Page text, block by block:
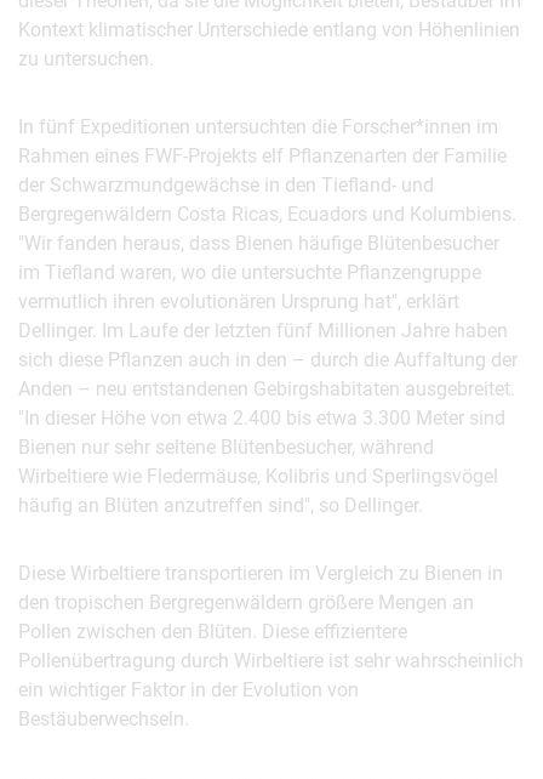
Kontext klimatischer Unterschiede entlang von Höhenlinien
zu untersuchen.
In fünf Expeditionen untersuchten die Forscher*innen im
Rahmen eines FWF-Projekts elf Pflanzenarten der Familie
der Schwarzmundgewächse in den Tiefland- und
Bergregenwäldern Costa Ricas, Ecuadors und Kolumbiens.
"Wir fanden heraus, dass Bienen häufige Blütenbesucher
im Tiefland waren, wo die untersuchte Pflanzengruppe
vermutlich ihren evolutionären Ursprung hat", erklärt
Dellinger. Im Laufe der letzten fünf Millionen Jahre haben
sich diese Pflanzen auch in den – durch die Auffaltung der
Anden – neu entstandenen Gebirgshabitaten ausgebreitet.
"In dieser Höhe von etwa 2.400 bis etwa 3.300 Meter sind
Bienen nur sehr seltene Blütenbesucher, während
Wirbeltiere wie Fledermäuse, Kolibris und Sperlingsvögel
häufig an Blüten anzutreffen sind", so Dellinger.
Diese Wirbeltiere transportieren im Vergleich zu Bienen in
den tropischen Bergregenwäldern größere Mengen an
Pollen zwischen den Blüten. Diese effizientere
Pollenübertragung durch Wirbeltiere ist sehr wahrscheinlich
ein wichtiger Faktor in der Evolution von
Bestäuberwechseln.